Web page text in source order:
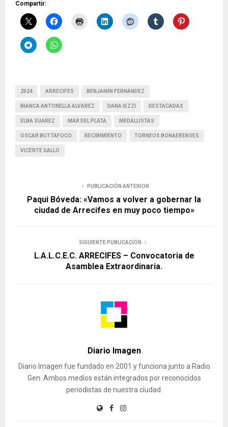
Compartir:
2024 ARRECIFES BENJAMÍN FERNÁNDEZ
BIANCA ANTONELLA ALVAREZ DANA IEZZI DESTACADAS
ELBA SUAREZ MAR DEL PLATA MEDALLISTAS
OSCAR BUTTAFOCO RECIBIMIENTO TORNEOS BONAERENSES
VICENTE GALLO
PUBLICACIÓN ANTERIOR
Paqui Bóveda: «Vamos a volver a gobernar la
ciudad de Arrecifes en muy poco tiempo»
SIGUIENTE PUBLICACIÓN
L.A.L.C.E.C. ARRECIFES – Convocatoria de
Asamblea Extraordinaria.
Diario Imagen
Diario Imagen fue fundado en 2001 y funciona junto a Radio
Gen. Ambos medios están integrados por reconocidos
periodistas de nuestra ciudad.